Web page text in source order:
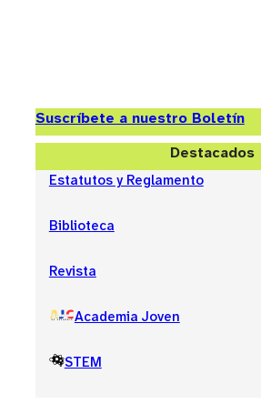
Suscríbete a nuestro Boletín
Destacados
Estatutos y Reglamento
Biblioteca
Revista
Academia Joven
STEM